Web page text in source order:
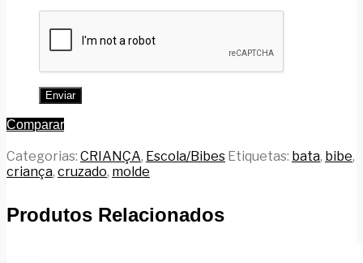
Comparar
Categorias: CRIANÇA, Escola/Bibes Etiquetas: bata, bibe,
criança, cruzado, molde
Produtos Relacionados